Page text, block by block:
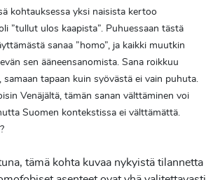
kohtauksessa yksi naisista kertoo
”tullut ulos kaapista”. Puhuessaan tästä
sanaa ”homo”, ja kaikki muutkin
sen ääneensanomista. Sana roikkuu
samaan tapaan kuin syövästä ei vain puhuta.
Venäjältä, tämän sanan välttäminen voi
Suomen kontekstissa ei välttämättä.
tämä kohta kuvaa nykyistä tilannetta